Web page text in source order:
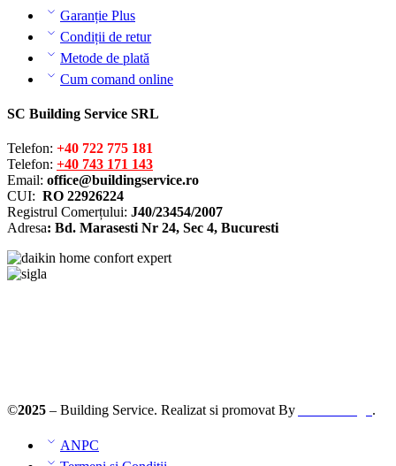
Garanție Plus
Condiții de retur
Metode de plată
Cum comand online
SC Building Service SRL
Telefon: +40 722 775 181
Telefon: +40 743 171 143
Email: office@buildingservice.ro
CUI: RO 22926224
Registrul Comerțului: J40/23454/2007
Adresa: Bd. Marasesti Nr 24, Sec 4, Bucuresti
©2025 – Building Service. Realizat si promovat By .
ANPC